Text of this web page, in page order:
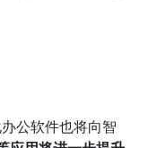
公软件也将向智